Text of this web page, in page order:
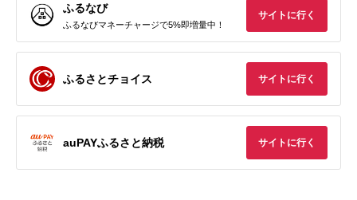
ふるなび
ふるなびマネーチャージで5%即増量中！
サイトに行く
ふるさとチョイス サイトに行く
auPAYふるさと納税 サイトに行く